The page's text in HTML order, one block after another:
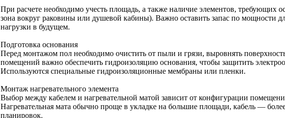
При расчете необходимо учесть площадь, а также наличие элементов, требующих
зона вокруг раковины или душевой кабины). Важно оставить запас по мощности
нагрузки в будущем.
Подготовка основания
Перед монтажом пол необходимо очистить от пыли и грязи, выровнять
помещений важно обеспечить гидроизоляцию основания, чтобы защитить
Используются специальные гидроизоляционные мембраны или пленки.
Монтаж нагревательного элемента
Выбор между кабелем и нагревательной матой зависит от конфигурации
Нагревательная мата обычно проще в укладке на большие площади, кабель —
планировок.